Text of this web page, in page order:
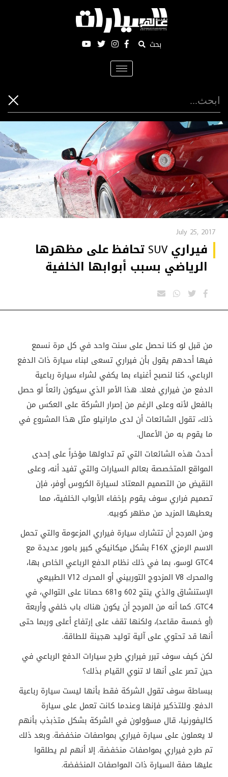
بحث
Toggle
navigation
July 25, 2017
فيراري SUV تحافظ على مظهرها
الرياضي بسبب أبوابها الخلفية
من قبل لو كنا نحصل على سنت واحد في كل مرة نسمع
فيها أحدهم يقول بأن فيراري تسعى لبناء سيارة ذات الدفع
الرباعي، كنا لنصبح أغنياء بما يكفي لشراء سيارة رباعية
الدفع من فيراري فعلا. هذا الأمر الذي سيكون رائعاً لو حصل
بالفعل لأنه وعلى الرغم من إصرار الشركة على العكس من
ذلك، تقول الشائعات أن لدى مارانيلو مثل هذا المشروع في
ما يقوم به من الأعمال.
أحدث هذه الشائعات التي تم تداولها مؤخراً على إحدى
المواقع المتخصصة بعالم السيارات والتي تفيد أنه، وعلى
النقيض من التصميم المعتاد لسيارة الكروس أوفر، فإن
تصميم فراري سوف يقوم بإخفاء الأبواب الخلفية، مما
يعطيها المزيد من مظهر كوبيه.
ومن المرجح أن تتشارك سيارة فيراري المزعومة والتي تحمل
الاسم الرمزي F16X بشكل ميكانيكي كبير بامور عديدة مع
GTC4 لوسو، بما في ذلك نظام الدفع الرباعي الخاص بها،
والمحرك V8 المزدوج التوربيني أو المحرك V12 الطبيعي
الإستنشاق والذي ينتج 602 و681 حصانا على التوالي، في
GTC4. كما أنه من المرجح أن يكون هناك باب خلفي وأربعة
(أو خمسة مقاعد)، ولكنها تقف على إرتفاع أعلى وربما حتى
أنها قد تحتوي على آلية توليد هجينة للطاقة.
لكن كيف سوف تبرر فيراري طرح سيارات الدفع الرباعي في
حين تصر على أنها لا تنوي القيام بذلك؟
ببساطة سوف تقول الشركة فقط بأنها ليست سيارة رباعية
الدفع. وللتذكير فإنها وعندما كانت تعمل على سيارة
كاليفورنيا، قال مسؤولون في الشركة بشكل متذبذب بأنهم
لا يعملون على سيارة فيراري بمواصفات منخفضة. وبعد ذلك
تم طرح فيراري بمواصفات منخفضة. إلا أنهم لم يطلقوا
عليها صفة السيارة ذات المواصفات المنخفضة.